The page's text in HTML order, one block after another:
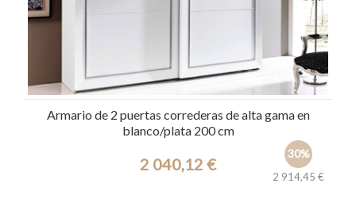
Armario de 2 puertas correderas de alta gama en
blanco/plata 200 cm
30%
2 914,45 €
2 040,12 €